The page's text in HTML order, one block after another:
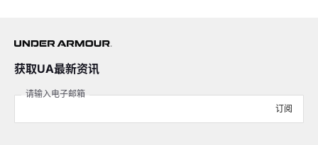
获取UA最新资讯
请输入电子邮箱
订阅